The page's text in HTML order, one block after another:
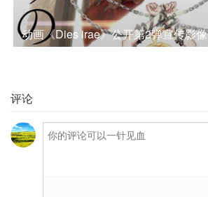
动画《Dies irae》公开第2弹宣传影像
评论